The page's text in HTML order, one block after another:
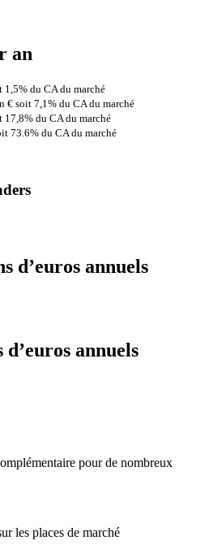
an
1,5% du CA du marché
€ soit 7,1% du CA du marché
17,8% du CA du marché
73.6% du CA du marché
d’euros annuels
annuels
pour de nombreux
les places de marché